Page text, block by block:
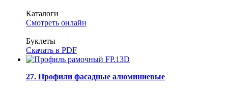
Каталоги
Смотреть онлайн
Буклеты
Скачать в PDF
27. Профили фасадные алюминиевые